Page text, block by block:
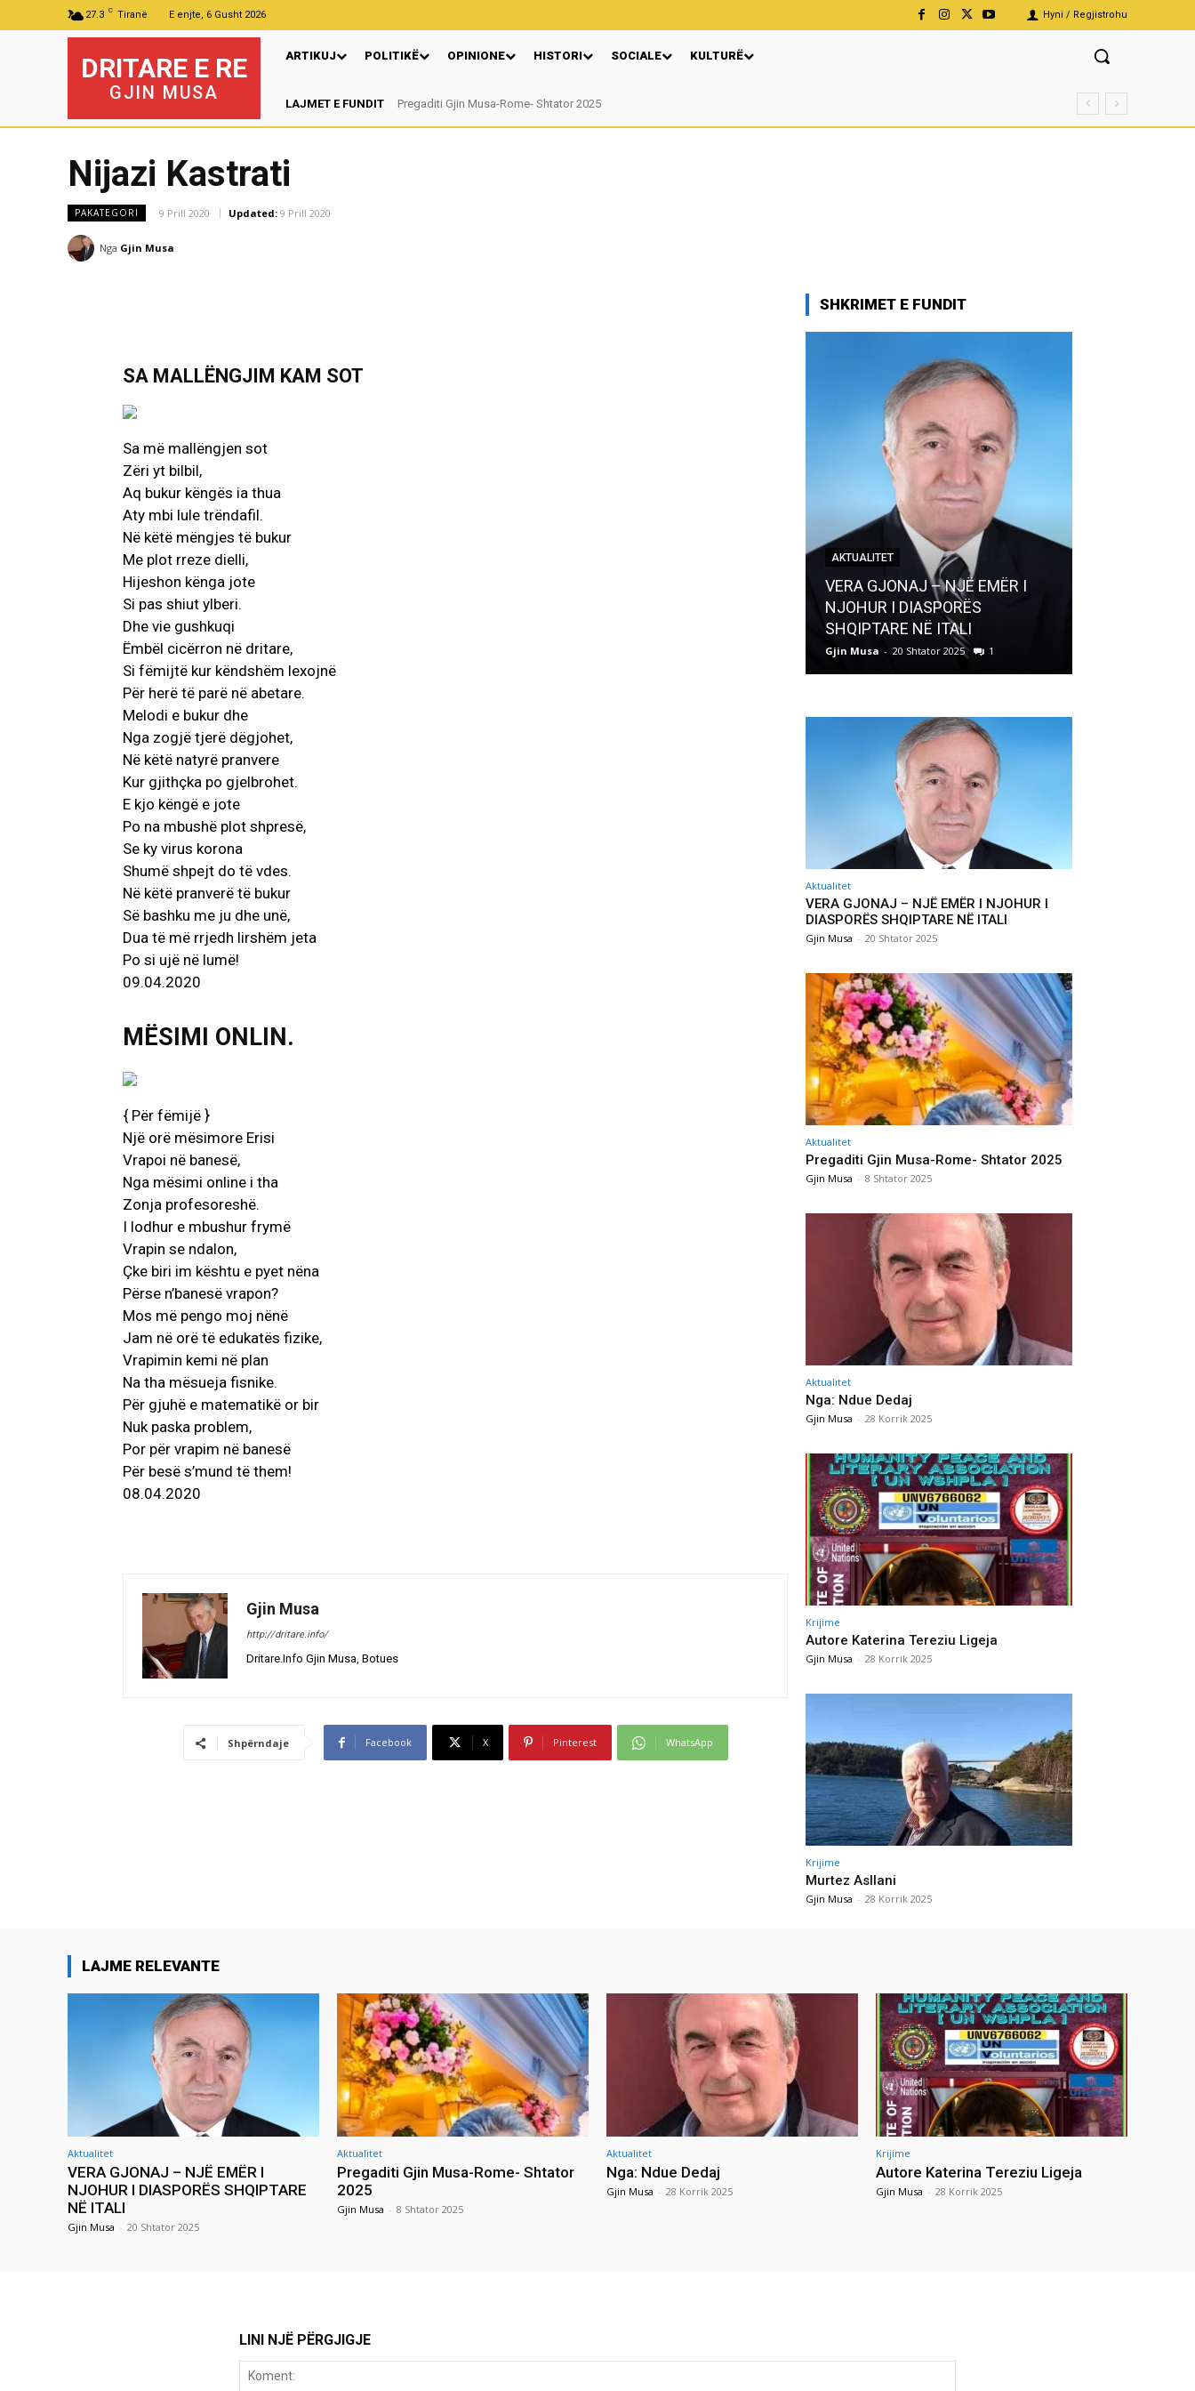
27.3 C Tiranë E enjte, 6 Gusht 2026 Hyni / Regjistrohu
DRITARE E RE
GJIN MUSA
ARTIKUJ POLITIKË OPINIONE HISTORI SOCIALE KULTURË
LAJMET E FUNDIT Pregaditi Gjin Musa-Rome- Shtator 2025
Nijazi Kastrati
PAKATEGORI 9 Prill 2020 Updated: 9 Prill 2020
Nga Gjin Musa
SA MALLËNGJIM KAM SOT
Sa më mallëngjen sot
Zëri yt bilbil,
Aq bukur këngës ia thua
Aty mbi lule trëndafil.
Në këtë mëngjes të bukur
Me plot rreze dielli,
Hijeshon kënga jote
Si pas shiut ylberi.
Dhe vie gushkuqi
Ëmbël cicërron në dritare,
Si fëmijtë kur këndshëm lexojnë
Për herë të parë në abetare.
Melodi e bukur dhe
Nga zogjë tjerë dëgjohet,
Në këtë natyrë pranvere
Kur gjithçka po gjelbrohet.
E kjo këngë e jote
Po na mbushë plot shpresë,
Se ky virus korona
Shumë shpejt do të vdes.
Në këtë pranverë të bukur
Së bashku me ju dhe unë,
Dua të më rrjedh lirshëm jeta
Po si ujë në lumë!
09.04.2020
MËSIMI ONLIN.
{ Për fëmijë }
Një orë mësimore Erisi
Vrapoi në banesë,
Nga mësimi online i tha
Zonja profesoreshë.
I lodhur e mbushur frymë
Vrapin se ndalon,
Çke biri im kështu e pyet nëna
Përse n’banesë vrapon?
Mos më pengo moj nënë
Jam në orë të edukatës fizike,
Vrapimin kemi në plan
Na tha mësueja fisnike.
Për gjuhë e matematikë or bir
Nuk paska problem,
Por për vrapim në banesë
Për besë s’mund të them!
08.04.2020
Gjin Musa
http://dritare.info/
Dritare.Info Gjin Musa, Botues
Shpërndaje Facebook X Pinterest WhatsApp
SHKRIMET E FUNDIT
AKTUALITET
VERA GJONAJ – NJË EMËR I
NJOHUR I DIASPORËS
SHQIPTARE NË ITALI
Gjin Musa - 20 Shtator 2025 1
Aktualitet
VERA GJONAJ – NJË EMËR I NJOHUR I
DIASPORËS SHQIPTARE NË ITALI
Gjin Musa - 20 Shtator 2025
Aktualitet
Pregaditi Gjin Musa-Rome- Shtator 2025
Gjin Musa - 8 Shtator 2025
Aktualitet
Nga: Ndue Dedaj
Gjin Musa - 28 Korrik 2025
Krijime
Autore Katerina Tereziu Ligeja
Gjin Musa - 28 Korrik 2025
Krijime
Murtez Asllani
Gjin Musa - 28 Korrik 2025
LAJME RELEVANTE
Aktualitet
VERA GJONAJ – NJË EMËR I
NJOHUR I DIASPORËS SHQIPTARE
NË ITALI
Gjin Musa - 20 Shtator 2025
Aktualitet
Pregaditi Gjin Musa-Rome- Shtator
2025
Gjin Musa - 8 Shtator 2025
Aktualitet
Nga: Ndue Dedaj
Gjin Musa - 28 Korrik 2025
Krijime
Autore Katerina Tereziu Ligeja
Gjin Musa - 28 Korrik 2025
LINI NJË PËRGJIGJE